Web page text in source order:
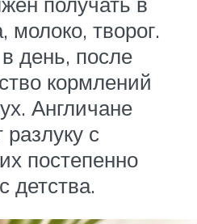
творог.
день, после
кормлений
Англичане
с
постепенно
детства.